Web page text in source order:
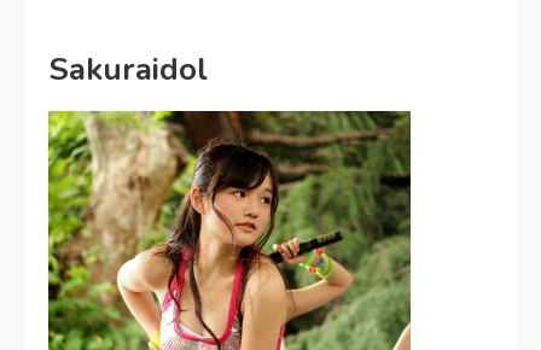
Sakuraidol